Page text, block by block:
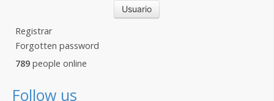
Registrar
Forgotten password
789 people online
Follow us